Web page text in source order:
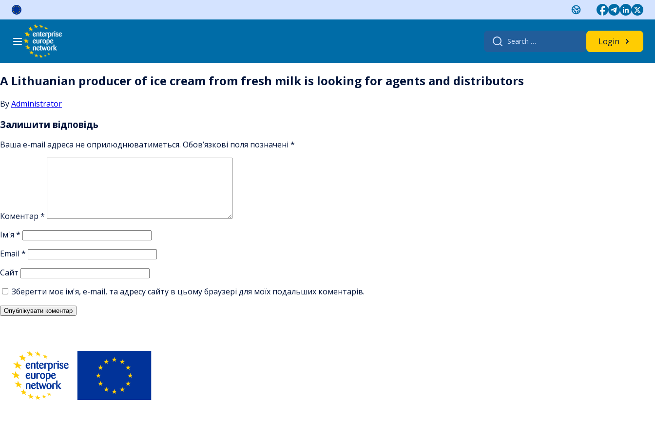
Skip
Search
for:
Login
A Lithuanian producer of ice cream from fresh milk is looking for agents and distributors
ByAdministrator
Залишити відповідь
Ваша e-mail адреса не оприлюднюватиметься. Обов’язкові поля позначені *
Коментар *
Ім'я *
Email *
Сайт
Зберегти моє ім'я, e-mail, та адресу сайту в цьому браузері для моїх подальших коментарів.